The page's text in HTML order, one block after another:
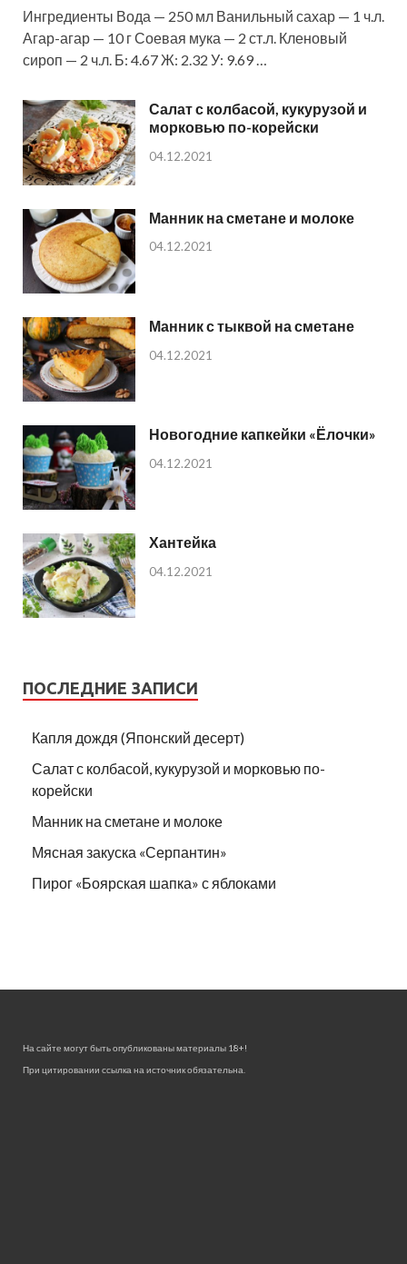
Ингредиенты Вода — 250 мл Ванильный сахар — 1 ч.л.
Агар-агар — 10 г Соевая мука — 2 ст.л. Кленовый
сироп — 2 ч.л. Б: 4.67 Ж: 2.32 У: 9.69 …
Салат с колбасой, кукурузой и
морковью по-корейски
04.12.2021
Манник на сметане и молоке
04.12.2021
Манник с тыквой на сметане
04.12.2021
Новогодние капкейки «Ёлочки»
04.12.2021
Хантейка
04.12.2021
ПОСЛЕДНИЕ ЗАПИСИ
Капля дождя (Японский десерт)
Салат с колбасой, кукурузой и морковью по-
корейски
Манник на сметане и молоке
Мясная закуска «Серпантин»
Пирог «Боярская шапка» с яблоками
На сайте могут быть опубликованы материалы 18+!
При цитировании ссылка на источник обязательна.